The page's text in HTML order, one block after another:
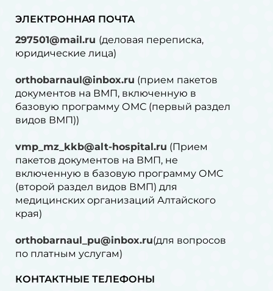
ЭЛЕКТРОННАЯ ПОЧТА
297501@mail.ru (деловая переписка,
юридические лица)
orthobarnaul@inbox.ru (прием пакетов
документов на ВМП, включенную в
базовую программу ОМС (первый раздел
видов ВМП))
vmp_mz_kkb@alt-hospital.ru (Прием
пакетов документов на ВМП, не
включенную в базовую программу ОМС
(второй раздел видов ВМП) для
медицинских организаций Алтайского
края)
orthobarnaul_pu@inbox.ru(для вопросов
по платным услугам)⁠
КОНТАКТНЫЕ ТЕЛЕФОНЫ